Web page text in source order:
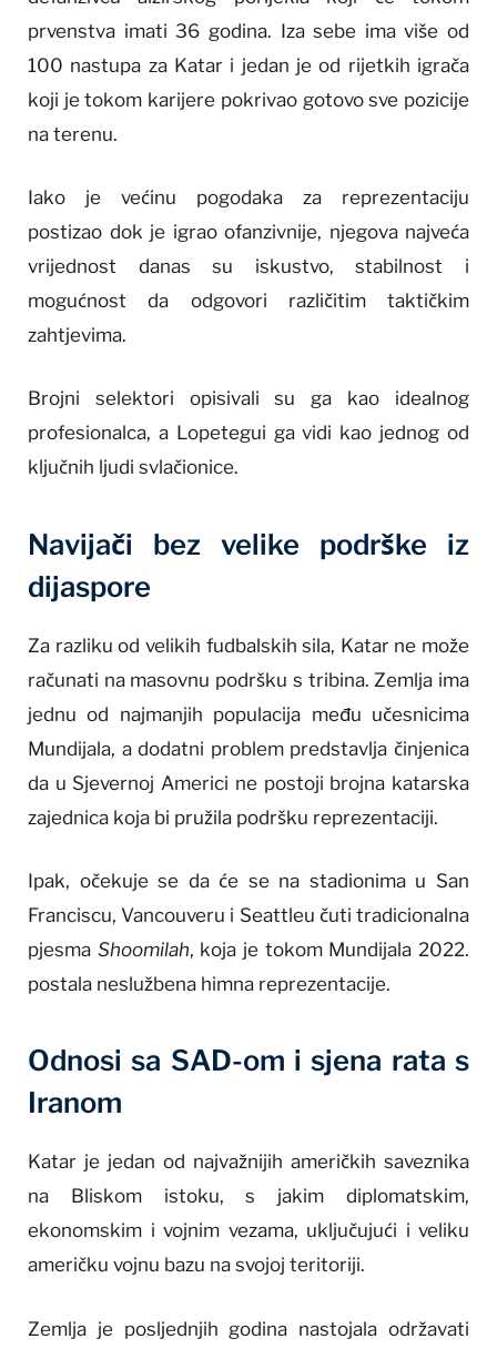
prvenstva imati 36 godina. Iza sebe ima više od
100 nastupa za Katar i jedan je od rijetkih igrača
koji je tokom karijere pokrivao gotovo sve pozicije
na terenu.
Iako je većinu pogodaka za reprezentaciju
postizao dok je igrao ofanzivnije, njegova najveća
vrijednost danas su iskustvo, stabilnost i
mogućnost da odgovori različitim taktičkim
zahtjevima.
Brojni selektori opisivali su ga kao idealnog
profesionalca, a Lopetegui ga vidi kao jednog od
ključnih ljudi svlačionice.
Navijači bez velike podrške iz
dijaspore
Za razliku od velikih fudbalskih sila, Katar ne može
računati na masovnu podršku s tribina. Zemlja ima
jednu od najmanjih populacija među učesnicima
Mundijala, a dodatni problem predstavlja činjenica
da u Sjevernoj Americi ne postoji brojna katarska
zajednica koja bi pružila podršku reprezentaciji.
Ipak, očekuje se da će se na stadionima u San
Franciscu, Vancouveru i Seattleu čuti tradicionalna
pjesma Shoomilah, koja je tokom Mundijala 2022.
postala neslužbena himna reprezentacije.
Odnosi sa SAD-om i sjena rata s
Iranom
Katar je jedan od najvažnijih američkih saveznika
na Bliskom istoku, s jakim diplomatskim,
ekonomskim i vojnim vezama, uključujući i veliku
američku vojnu bazu na svojoj teritoriji.
Zemlja je posljednjih godina nastojala održavati